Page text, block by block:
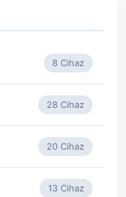
8 Cihaz
28 Cihaz
20 Cihaz
13 Cihaz